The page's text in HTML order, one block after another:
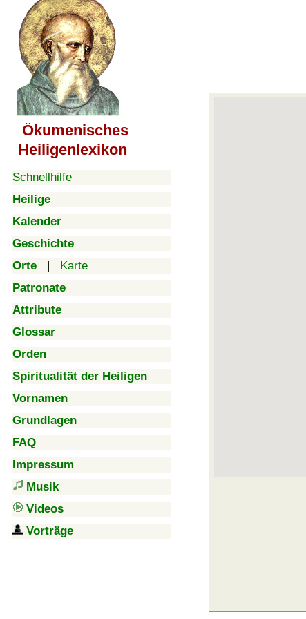
Ökumenisches
Heiligenlexikon
Schnellhilfe
Heilige
Kalender
Geschichte
Orte | Karte
Patronate
Attribute
Glossar
Orden
Spiritualität der Heiligen
Vornamen
Grundlagen
FAQ
Impressum
Musik
Videos
Vorträge